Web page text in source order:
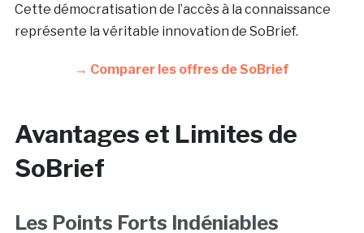
Cette démocratisation de l’accès à la connaissance
représente la véritable innovation de SoBrief.
→ Comparer les offres de SoBrief
Avantages et Limites de
SoBrief
Les Points Forts Indéniables